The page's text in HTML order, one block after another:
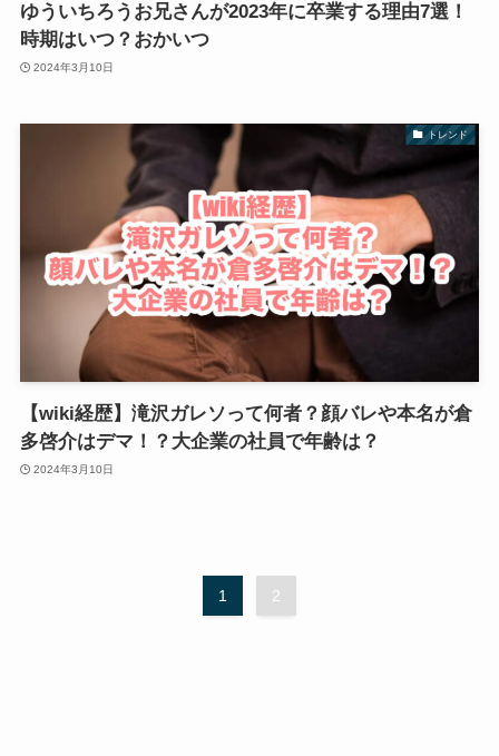
ゆういちろうお兄さんが2023年に卒業する理由7選！
時期はいつ？おかいつ
2024年3月10日
トレンド
【wiki経歴】滝沢ガレソって何者？顔バレや本名が倉
多啓介はデマ！？大企業の社員で年齢は？
2024年3月10日
1 2